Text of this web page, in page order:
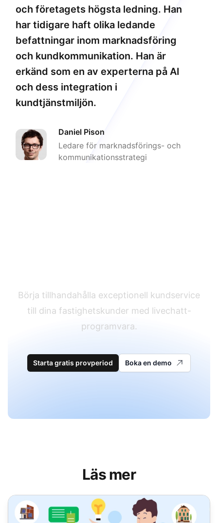
och företagets högsta ledning. Han
har tidigare haft olika ledande
befattningar inom marknadsföring
och kundkommunikation. Han är
erkänd som en av experterna på AI
och dess integration i
kundtjänstmiljön.
Daniel Pison
Ledare för marknadsförings- och
kommunikationsstrategi
Börja tillhandahålla exceptionell kundservice
till dina fastighetskunder med livechatt-
programvara.
Starta gratis provperiod Boka en demo
Läs mer
Bästa Live Chat-programvaran för Fastigheter: Topp 20